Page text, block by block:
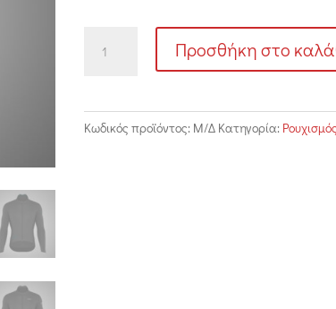
Προσθήκη στο
Κωδικός προϊόντος: Μ/Δ Κατηγορία: Ρουχισμός